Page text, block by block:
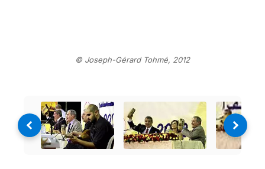
© Joseph-Gérard Tohmé, 2012